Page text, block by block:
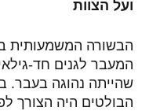
ועל הצוות
הבשורה המשמעותית
המעבר לגנים חד-
שהייתה נהוגה בעבר.
הבולטים היה הצורך